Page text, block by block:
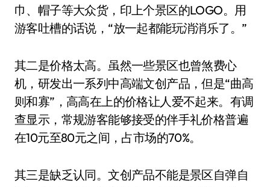
巾、帽子等大众货，印上个景区的LOGO。用
游客吐槽的话说，“放一起都能玩消消乐了。”
其二是价格太高。虽然一些景区也曾煞费心
机，研发出一系列中高端文创产品，但是“曲高
则和寡”，高高在上的价格让人爱不起来。有调
查显示，常规游客能够接受的伴手礼价格普遍
在10元至80元之间，占市场的70%。
其三是缺乏认同。文创产品不能是景区自弹自